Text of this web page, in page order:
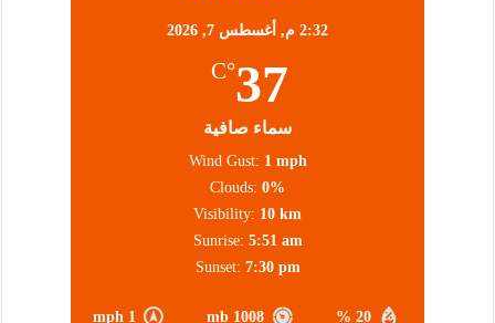
2:32 م, أغسطس 7, 2026
37
°C
سماء صافية
20 %
1008 mb
1 mph
Wind Gust: 1 mph
Clouds: 0%
Visibility: 10 km
Sunrise: 5:51 am
Sunset: 7:30 pm